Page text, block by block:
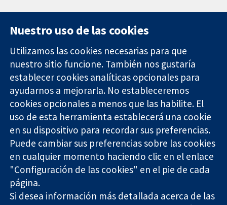
Evidencia fiable.
Decisiones
informadas.
Mejor salud.
11-13 Cavendish
Square
Londres
W1G 0AN
Reino Unido
Contacto
Noticias
Prensa
Sobre
nosotros
Empleo
Cochrane
Library
The Cochrane Collaboration is a charity (no. 1045921) and a
company limited by guarantee (no. 03044323) registered in
Nuestro uso de las cookies
Utilizamos las cookies necesarias para que
nuestro sitio funcione. También nos gustaría
establecer cookies analíticas opcionales para
ayudarnos a mejorarla. No estableceremos
cookies opcionales a menos que las habilite. El
uso de esta herramienta establecerá una cookie
en su dispositivo para recordar sus preferencias.
Puede cambiar sus preferencias sobre las cookies
en cualquier momento haciendo clic en el enlace
"Configuración de las cookies" en el pie de cada
página.
Si desea información más detallada acerca de las